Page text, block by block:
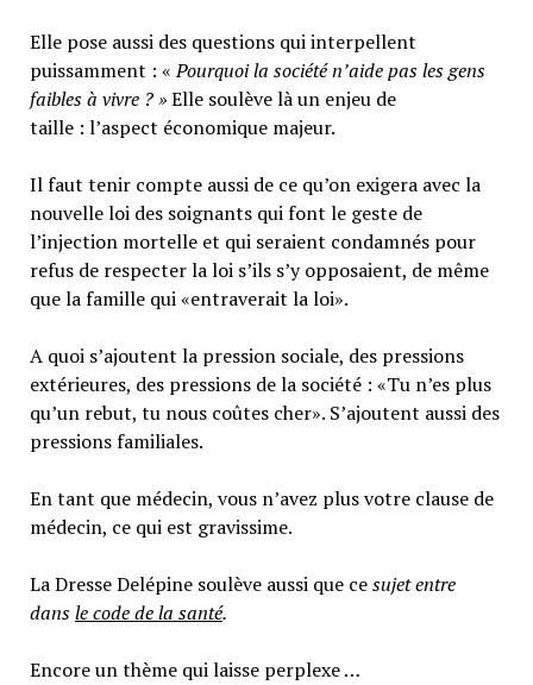
Elle pose aussi des questions qui interpellent
puissamment : «Pourquoi la société n’aide pas les gens
faibles à vivre ? »Elle soulève là un enjeu de
taille : l’aspect économique majeur.
Il faut tenir compte aussi de ce qu’on exigera avec la
nouvelle loi des soignants qui font le geste de
l’injection mortelle et qui seraient condamnés pour
refus de respecter la loi s’ils s’y opposaient, de même
que la famille qui «entraverait la loi».
A quoi s’ajoutent la pression sociale, des pressions
extérieures, des pressions de la société : «Tu n’es plus
qu’un rebut, tu nous coûtes cher». S’ajoutent aussi des
pressions familiales.
En tant que médecin, vous n’avez plus votre clause de
médecin, ce qui est gravissime.
La Dresse Delépine soulève aussi que cesujet entre
dansle code de la santé.
Encore un thème qui laisse perplexe …